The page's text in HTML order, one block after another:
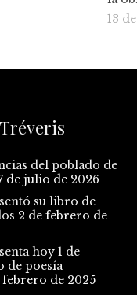
13
del poblado de
de julio de 2026
su libro de
2 de febrero de
hoy 1 de
de poesía
febrero de 2025